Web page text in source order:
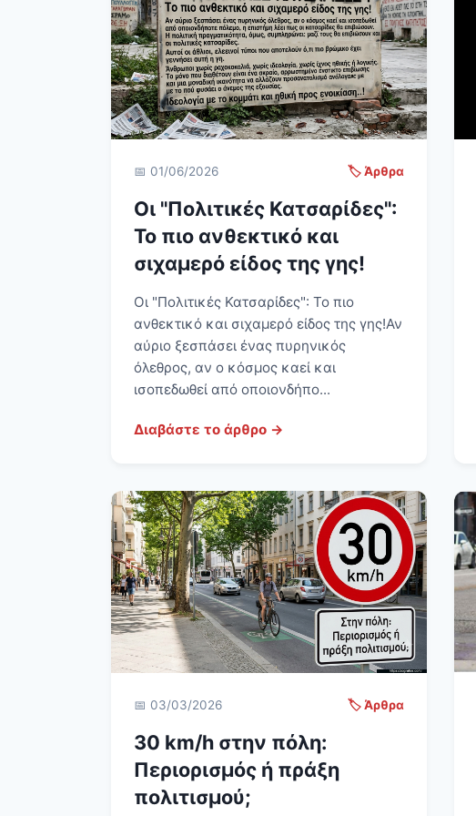
📅 01/06/2026 🏷️ Άρθρα
Οι "Πολιτικές Κατσαρίδες":
Το πιο ανθεκτικό και
σιχαμερό είδος της γης!
Οι "Πολιτικές Κατσαρίδες": Το πιο
ανθεκτικό και σιχαμερό είδος της γης! Αν
αύριο ξεσπάσει ένας πυρηνικός
όλεθρος, αν ο κόσμος καεί και
ισοπεδωθεί από οποιονδήπο...
Διαβάστε το άρθρο →
📅 03/03/2026 🏷️ Άρθρα
30 km/h στην πόλη:
Περιορισμός ή πράξη
πολιτισμού;